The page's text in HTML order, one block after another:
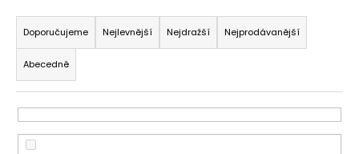
Ř
a
z
e
n
í
p
Doporučujeme Nejlevnější Nejdražší Nejprodávanější
Abecedně
57
Kč